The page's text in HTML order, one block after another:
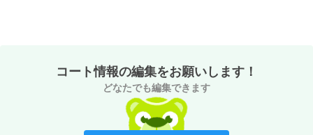
コート情報の編集をお願いします！
どなたでも編集できます